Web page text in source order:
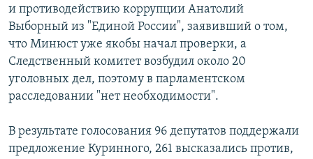
и противодействию коррупции Анатолий
Выборный из "Единой России", заявивший о том,
что Минюст уже якобы начал проверки, а
Следственный комитет возбудил около 20
уголовных дел, поэтому в парламентском
расследовании "нет необходимости".
В результате голосования 96 депутатов поддержали
предложение Куринного, 261 высказались против,